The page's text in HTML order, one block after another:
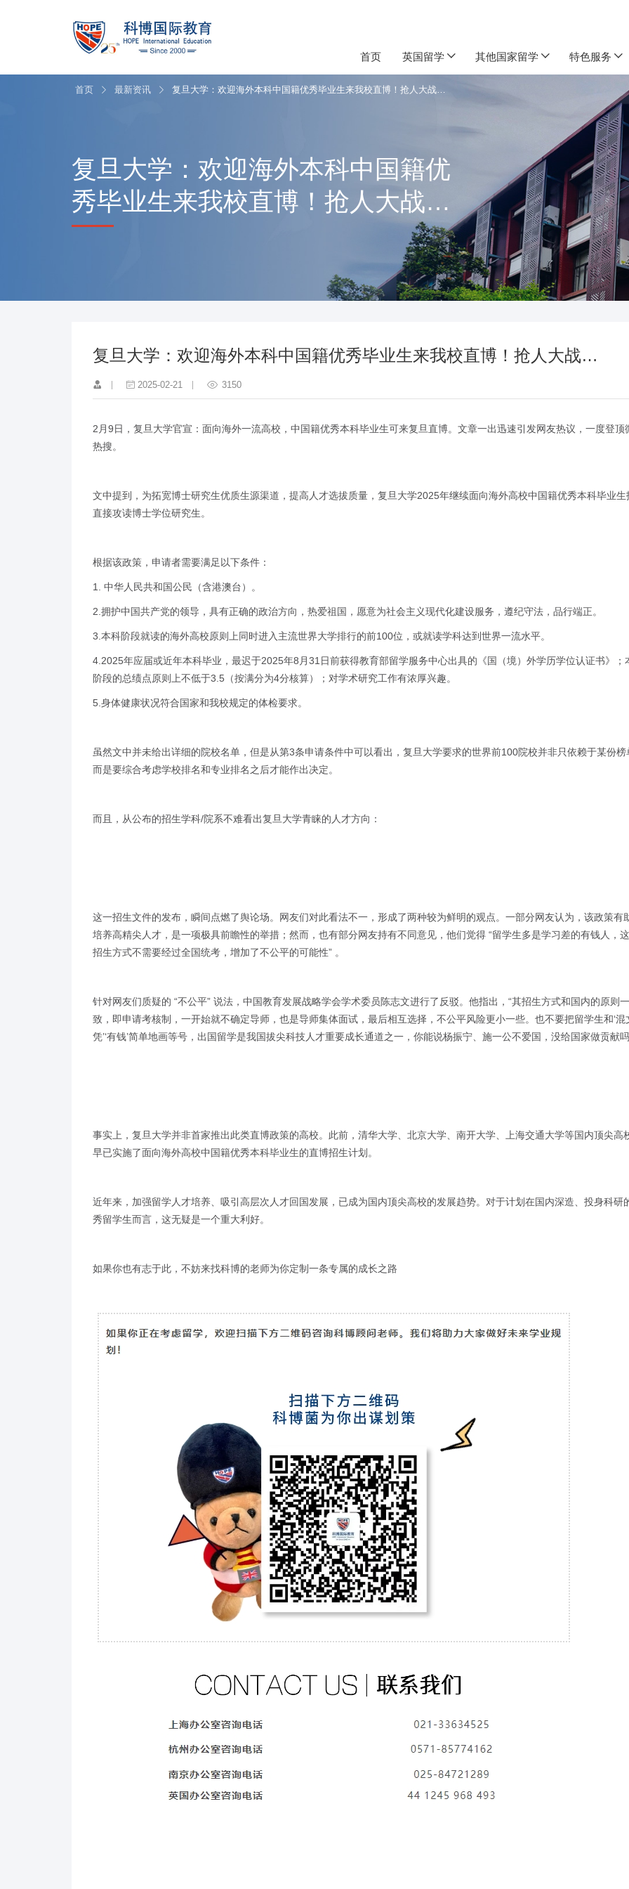
首页 英国留学 其他国家留学 特色服务
首页 最新资讯 复旦大学：欢迎海外本科中国籍优秀毕业生来我校直博！抢人大战…
复旦大学：欢迎海外本科中国籍优
秀毕业生来我校直博！抢人大战…
复旦大学：欢迎海外本科中国籍优秀毕业生来我校直博！抢人大战…
2025-02-21 3150
2月9日，复旦大学官宣：面向海外一流高校，中国籍优秀本科毕业生可来复旦直博。文章一出迅速引发网友热议，一度登顶
热搜。
文中提到，为拓宽博士研究生优质生源渠道，提高人才选拔质量，复旦大学2025年继续面向海外高校中国籍优秀本科毕业生
直接攻读博士学位研究生。
根据该政策，申请者需要满足以下条件：
1. 中华人民共和国公民（含港澳台）。
2.拥护中国共产党的领导，具有正确的政治方向，热爱祖国，愿意为社会主义现代化建设服务，遵纪守法，品行端正。
3.本科阶段就读的海外高校原则上同时进入主流世界大学排行的前100位，或就读学科达到世界一流水平。
4.2025年应届或近年本科毕业，最迟于2025年8月31日前获得教育部留学服务中心出具的《国（境）外学历学位认证书》；
阶段的总绩点原则上不低于3.5（按满分为4分核算）；对学术研究工作有浓厚兴趣。
5.身体健康状况符合国家和我校规定的体检要求。
虽然文中并未给出详细的院校名单，但是从第3条申请条件中可以看出，复旦大学要求的世界前100院校并非只依赖于某份榜
而是要综合考虑学校排名和专业排名之后才能作出决定。
而且，从公布的招生学科/院系不难看出复旦大学青睐的人才方向：
这一招生文件的发布，瞬间点燃了舆论场。网友们对此看法不一，形成了两种较为鲜明的观点。一部分网友认为，该政策有
培养高精尖人才，是一项极具前瞻性的举措；然而，也有部分网友持有不同意见，他们觉得 “留学生多是学习差的有钱人，
招生方式不需要经过全国统考，增加了不公平的可能性” 。
针对网友们质疑的 “不公平” 说法，中国教育发展战略学会学术委员陈志文进行了反驳。他指出，“其招生方式和国内的原则一
致，即申请考核制，一开始就不确定导师，也是导师集体面试，最后相互选择，不公平风险更小一些。也不要把留学生和‘混
凭’‘有钱’简单地画等号，出国留学是我国拔尖科技人才重要成长通道之一，你能说杨振宁、施一公不爱国，没给国家做贡献
事实上，复旦大学并非首家推出此类直博政策的高校。此前，清华大学、北京大学、南开大学、上海交通大学等国内顶尖高
早已实施了面向海外高校中国籍优秀本科毕业生的直博招生计划。
近年来，加强留学人才培养、吸引高层次人才回国发展，已成为国内顶尖高校的发展趋势。对于计划在国内深造、投身科研
秀留学生而言，这无疑是一个重大利好。
如果你也有志于此，不妨来找科博的老师为你定制一条专属的成长之路